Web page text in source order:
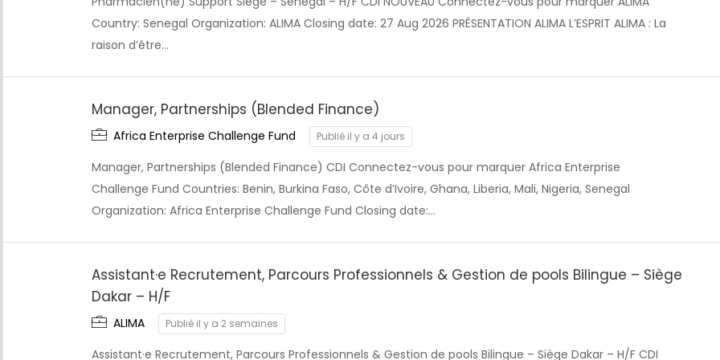
Country: Senegal Organization: ALIMA Closing date: 27 Aug 2026 PRÉSENTATION ALIMA L’ESPRIT ALIMA : La
raison d’être…
Manager, Partnerships (Blended Finance)
Africa Enterprise Challenge Fund Publié il y a 4 jours
Manager, Partnerships (Blended Finance) CDI Connectez-vous pour marquer Africa Enterprise
Challenge Fund Countries: Benin, Burkina Faso, Côte d’Ivoire, Ghana, Liberia, Mali, Nigeria, Senegal
Organization: Africa Enterprise Challenge Fund Closing date:…
Assistant·e Recrutement, Parcours Professionnels & Gestion de pools Bilingue – Siège
Dakar – H/F
ALIMA Publié il y a 2 semaines
Assistant·e Recrutement, Parcours Professionnels & Gestion de pools Bilingue – Siège Dakar – H/F CDI